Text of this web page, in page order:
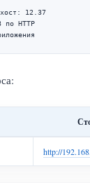
хост: 12.37
по HTTP
http://